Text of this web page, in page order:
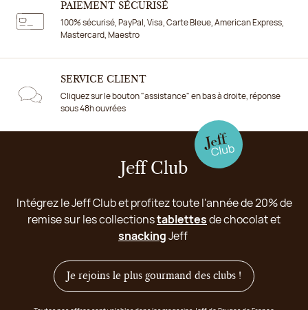
PAIEMENT SÉCURISÉ
100% sécurisé, PayPal, Visa, Carte Bleue, American Express,
Mastercard, Maestro
SERVICE CLIENT
Cliquez sur le bouton "assistance" en bas à droite, réponse
sous 48h ouvrées
Jeff Club
Intégrez le Jeff Club et profitez toute l'année de 20% de
remise sur les collectionstablettesde chocolat et
snackingJeff
Je rejoins le plus gourmand des clubs !